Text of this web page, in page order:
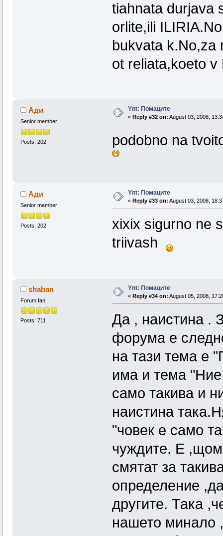
tiahnata durjava
orlite,ili
bukvata k.No,za
ot reliata,koeto
Ади
Senior member
Posts: 202
Ynt: Помаците
« Reply #32 on: August 03, 2008,
podobno na
Ади
Senior member
Posts: 202
Ynt: Помаците
« Reply #33 on: August 03, 2008,
xixix sigurno ne
triivash
shaban
Forum fan
Posts: 711
Ynt: Помаците
« Reply #34 on: August 05, 2008,
Да , наистина .
форума е
на тази тема е
има и тема
само такива и
наистина
"човек е само
чуждите. Е
смятат за
определение
другите. Така
нашето минало